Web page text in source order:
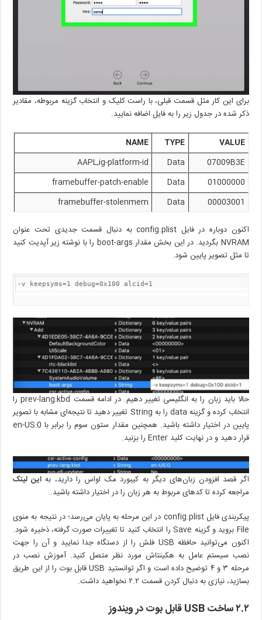
برای این کار مثل قسمت قبلی، با راست کلیک و انتخاب گزینه مربوطه، مقادیر
ذکر شده در جدول زیر را به فایل اضافه نمایید.
VALUE
TYPE
NAME
07009B3E
Data
AAPL,ig-platform-id
01000000
Data
framebuffer-patch-enable
00003001
Data
framebuffer-stolenmem
اکنون دوباره در فایل config.plist به دنبال قسمت جدیدی تحت عنوان
NVRAM بگردید. در این بخش مقدار boot-args را با نوشته زیر آپدیت کنید
تا مثل تصویر پایین شود.
-v keepsyms=1 debug=0x100 alcid=1
حالا باید زبان را به انگلیسی تغییر دهیم. در ادامه قسمت prev-lang:kbd را
انتخاب کرده و گزینه data را به String تغییر دهید تا نتیجه‌ای مشابه با تصویر
پایین در اختیار داشته باشید. همچنین مقدار ستون سوم را برابر با en-US:0
قرار دهید و در نهایت کلید Enter را بزنید.
اگر قصد افزودن زبان‌های دیگر به کیبورد مک اواس را دارید، به این لینک
مراجعه کرده تا کدهای مربوط به هر زبان را در اختیار داشته باشید.
پیکربندی فایل config.plist در این مرحله به پایان می‌رسد؛ در نتیجه به منوی
File بروید و گزینه Save را انتخاب کنید تا تغییرات صورت گرفته، ذخیره شود.
اکنون می‌توانید حافظه USB فلش را از دستگاه جدا نمایید و آن را جهت
نصب سیستم عامل به هکینتاش مورد نظر متصل کنید. آموزش نصب در
مرحله ۳ و ۴ توضیح داده است و اگر توانستید USB قابل بوت را از این طریق
بسازید، نیازی به دنبال کردن قسمت ۲.۲ نخواهید داشت.
۲.۲ ساخت USBقابل بوت در ویندوز